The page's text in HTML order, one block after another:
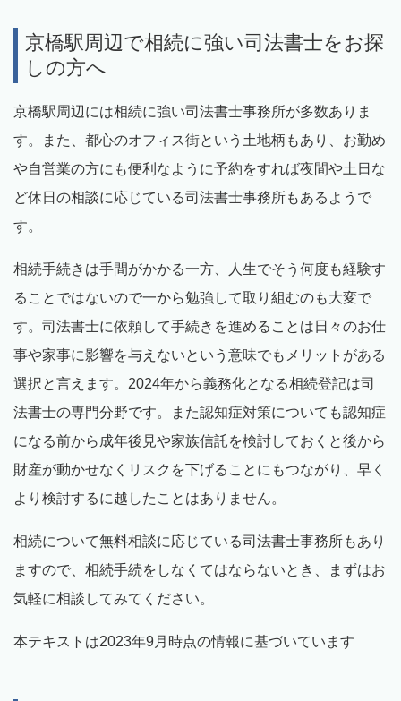
京橋駅周辺で相続に強い司法書士をお探
しの方へ
京橋駅周辺には相続に強い司法書士事務所が多数ありま
す。また、都心のオフィス街という土地柄もあり、お勤め
や自営業の方にも便利なように予約をすれば夜間や土日な
ど休日の相談に応じている司法書士事務所もあるようで
す。
相続手続きは手間がかかる一方、人生でそう何度も経験す
ることではないので一から勉強して取り組むのも大変で
す。司法書士に依頼して手続きを進めることは日々のお仕
事や家事に影響を与えないという意味でもメリットがある
選択と言えます。2024年から義務化となる相続登記は司
法書士の専門分野です。また認知症対策についても認知症
になる前から成年後見や家族信託を検討しておくと後から
財産が動かせなくリスクを下げることにもつながり、早く
より検討するに越したことはありません。
相続について無料相談に応じている司法書士事務所もあり
ますので、相続手続をしなくてはならないとき、まずはお
気軽に相談してみてください。
本テキストは2023年9月時点の情報に基づいています